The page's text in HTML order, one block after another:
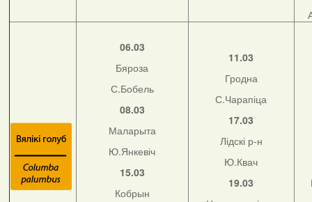
06.03
Бяроза
С.Бобель
08.03
Маларыта
Ю.Янкевіч
15.03
Кобрын
11.03
Гродна
С.Чарапіца
17.03
Лідскі р-н
Ю.Квач
19.03